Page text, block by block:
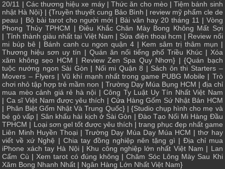
20/11 | Các thương hiệu xe máy|Thức ăn cho mèo|Tiệm bánh sinh
nhật Hà Nội} | {Truyền thuyết cung Bảo Bình | review mỹ phẩm cle de
peau | Bộ bài tarot cho người mới| Bài văn hay 20 tháng 11 | Vòng
Phong Thủy TPHCM |Điêu Khắc Chân Mày Bong Không Mất Sợi
| Tỉnh thành giàu nhất tại Việt Nam | Sửa điện thoại hcm | Review nối
mi búp bê | Bánh canh cu ngon quận 4| Kem sâm trị thâm mụn |
Thương hiệu sơn uy tín | Quán ăn nổi tiếng phố Triều Khúc| Xóa
xăm không sẹo HCM | Review Zen Spa Quy Nhơn} | {Quán bạch
tuộc nướng ngon Sài Gòn | Nối mi Quận 8 | Sách ôn thi Starters –
Movers – Flyers| Vũ khí mạnh nhất trong game PUBG Mobile | Trò
chơi nhỏ tập hợp trẻ mầm non | Trường Dạy Múa Bụng HCM | địa chỉ
mua mèo cảnh giá rẻ hà nội |Công Ty Luật Uy Tín Nhất Việt Nam
| Ca sĩ Việt Nam được yêu thích | Cửa Hàng Gốm Sứ Nhật Bản HCM
| Phân Biệt Gốm Nhật Và Trung Quốc} | {Studio chụp hình cho mẹ và
bé gò vấp | Sân khấu hài kịch ở Sài Gòn |Đào Tạo Nối Mi Hàng Đầu
TPHCM | Loại sơn gel tốt được yêu thích | trang phục đẹp nhất game
Liên Minh Huyền Thoại|Trường Dạy Múa Dạy Múa HCM |thơ hay
viết về xứ Nghệ | Chia tay đồng nghiệp nên tặng gì | Địa chỉ mua
iPhone xách tay Hà Nội| Khu công nghiệp lớn nhất Việt Nam | Lan
Cẩm Cù | Xem tarot có đúng không |Chăm Sóc Lông Mày Sau Khi
Xăm Bong Nhanh Nhất | Ngân Hàng Lớn Nhất Việt Nam}